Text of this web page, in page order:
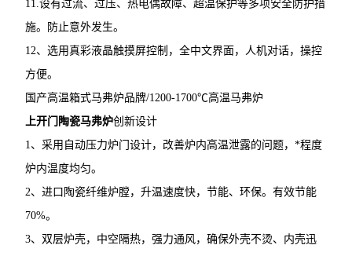
11.设有过流、过压、热电偶故障、超温保护等多项安全防护措
施。防止意外发生。
12、选用真彩液晶触摸屏控制，全中文界面，人机对话，操控
方便。
国产高温箱式马弗炉品牌/1200-1700℃高温马弗炉
上开门陶瓷马弗炉创新设计
1、采用自动压力炉门设计，改善炉内高温泄露的问题，*程度
炉内温度均匀。
2、进口陶瓷纤维炉膛，升温速度快，节能、环保。有效节能
70%。
3、双层炉壳，中空隔热，强力通风，确保外壳不烫、内壳迅